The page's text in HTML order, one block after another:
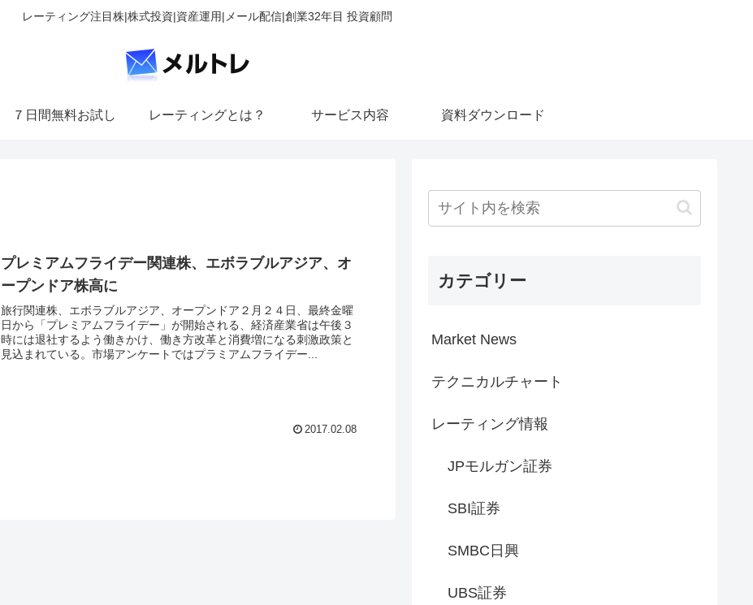
レーティング注目株|株式投資|資産運用|メール配信|創業32年目 投資顧問
７日間無料お試し レーティングとは？ サービス内容 資料ダウンロード
プレミアムフライデー関連株、エボラブルアジア、オ
ープンドア株高に
旅行関連株、エボラブルアジア、オープンドア２月２４日、最終金曜
日から「プレミアムフライデー」が開始される、経済産業省は午後３
時には退社するよう働きかけ、働き方改革と消費増になる刺激政策と
見込まれている。市場アンケートではプラミアムフライデー...
2017.02.08
カテゴリー
Market News
テクニカルチャート
レーティング情報
JPモルガン証券
SBI証券
SMBC日興
UBS証券